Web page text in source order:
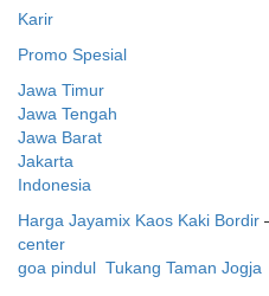
Karir
Promo Spesial
Jawa Timur
Jawa Tengah
Jawa Barat
Jakarta
Indonesia
Harga Jayamix Kaos Kaki Bordir
center
goa pindul Tukang Taman Jogja